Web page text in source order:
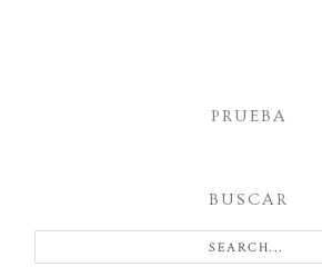
PRUEBA
BUSCAR